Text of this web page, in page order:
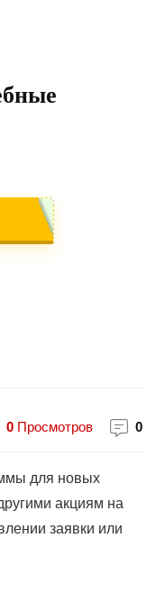
0 Просмотров 0
для новых
акциям на
заявки или